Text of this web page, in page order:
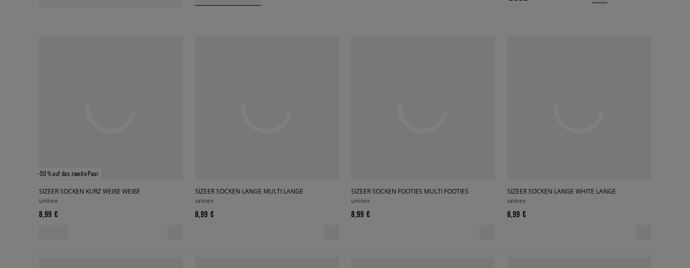
-50 % auf das zweite Paar
SIZEER SOCKEN KURZ WEIßE WEIßE
unisex
8,99 €
SIZEER SOCKEN LANGE MULTI LANGE
unisex
8,99 €
SIZEER SOCKEN FOOTIES MULTI FOOTIES
unisex
8,99 €
SIZEER SOCKEN LANGE WHITE LANGE
unisex
8,99 €